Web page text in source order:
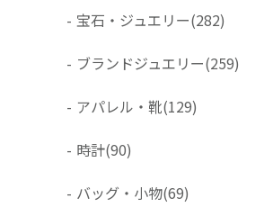
- 宝石・ジュエリー(282)
- ブランドジュエリー(259)
- アパレル・靴(129)
- 時計(90)
- バッグ・小物(69)